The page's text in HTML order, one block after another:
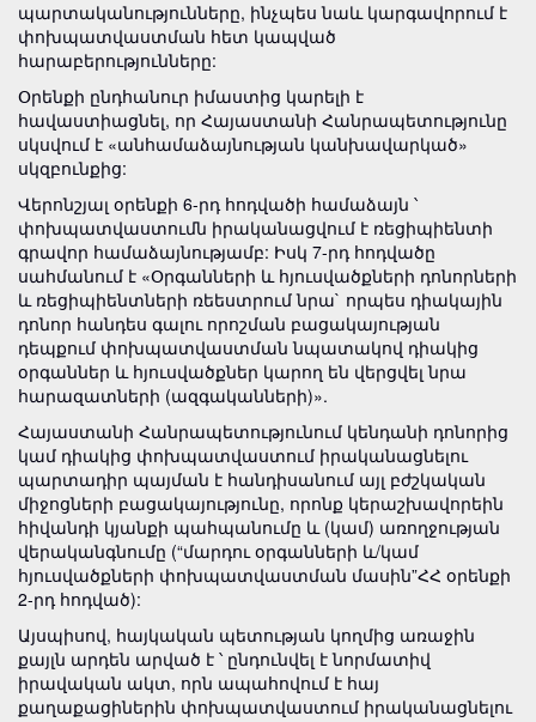
պարտականությունները, ինչպես նաև կարգավորում է
փոխպատվաստման հետ կապված
հարաբերությունները:
Օրենքի ընդհանուր իմաստից կարելի է
հավաստիացնել, որ Հայաստանի Հանրապետությունը
սկսվում է «անհամաձայնության կանխավարկած»
սկզբունքից:
Վերոնշյալ օրենքի 6-րդ հոդվածի համաձայն ՝
փոխպատվաստումն իրականացվում է ռեցիպիենտի
գրավոր համաձայնությամբ: Իսկ 7-րդ հոդվածը
սահմանում է «Օրգանների և հյուսվածքների դոնորների
և ռեցիպիենտների ռեեստրում նրա` որպես դիակային
դոնոր հանդես գալու որոշման բացակայության
դեպքում փոխպատվաստման նպատակով դիակից
օրգաններ և հյուսվածքներ կարող են վերցվել նրա
հարազատների (ազգականների)».
Հայաստանի Հանրապետությունում կենդանի դոնորից
կամ դիակից փոխպատվաստում իրականացնելու
պարտադիր պայման է հանդիսանում այլ բժշկական
միջոցների բացակայությունը, որոնք կերաշխավորեին
հիվանդի կյանքի պահպանումը և (կամ) առողջության
վերականգնումը (“մարդու օրգանների և/կամ
հյուսվածքների փոխպատվաստման մասին”ՀՀ օրենքի
2-րդ հոդված):
Այսպիսով, հայկական պետության կողմից առաջին
քայլն արդեն արված է ՝ ընդունվել է նորմատիվ
իրավական ակտ, որն ապահովում է հայ
քաղաքացիներին փոխպատվաստում իրականացնելու